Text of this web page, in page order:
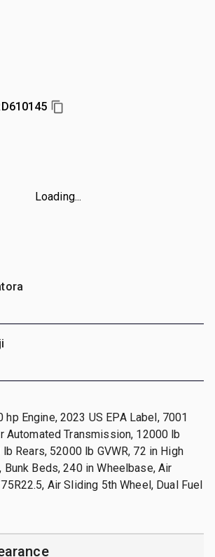
Loading...
hp Engine, 2023 US EPA Label, 7001
Automated Transmission, 12000 lb
Rears, 52000 lb GVWR, 72 in High
Bunk Beds, 240 in Wheelbase, Air
Air Sliding 5th Wheel, Dual Fuel